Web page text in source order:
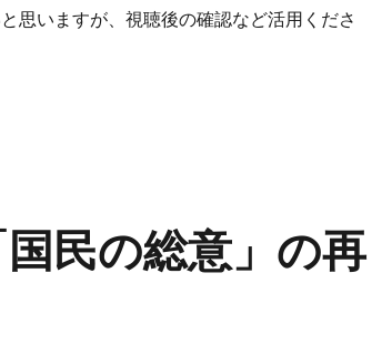
思いますが、視聴後の確認など活用くださ
生のための天皇・皇位継承論 1 前半” の
民の総意」の再